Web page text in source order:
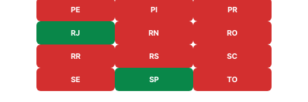
PE PI PR
RJ RN RO
RR RS SC
SE SP TO